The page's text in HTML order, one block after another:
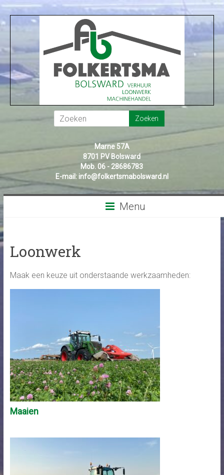
Marne 57A
8701 PV Bolsward
Mob. 06 - 28686783
E-mail: info@folkertsmabolsward.nl
Menu
Loonwerk
Maak een keuze uit onderstaande werkzaamheden:
Maaien